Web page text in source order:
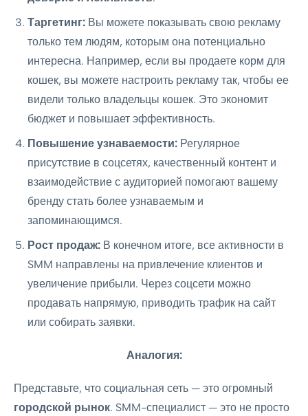
Таргетинг: Вы можете показывать свою рекламу
только тем людям, которым она потенциально
интересна. Например, если вы продаете корм для
кошек, вы можете настроить рекламу так, чтобы ее
видели только владельцы кошек. Это экономит
бюджет и повышает эффективность.
Повышение узнаваемости: Регулярное
присутствие в соцсетях, качественный контент и
взаимодействие с аудиторией помогают вашему
бренду стать более узнаваемым и
запоминающимся.
Рост продаж: В конечном итоге, все активности в
SMM направлены на привлечение клиентов и
увеличение прибыли. Через соцсети можно
продавать напрямую, приводить трафик на сайт
или собирать заявки.
Аналогия:
Представьте, что социальная сеть — это огромный
городской рынок. SMM-специалист — это не просто